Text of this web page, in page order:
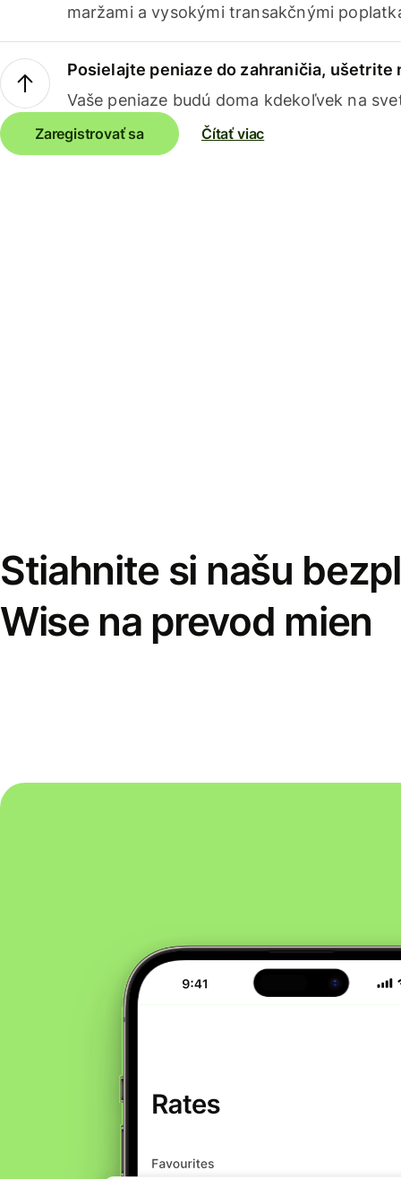
maržami a vysokými transakčnými
Posielajte peniaze do zahraničia, ušetrite
Vaše peniaze budú doma kdekoľvek na
Zaregistrovať sa Čítať viac
Stiahnite si našu
Wise na prevod mien